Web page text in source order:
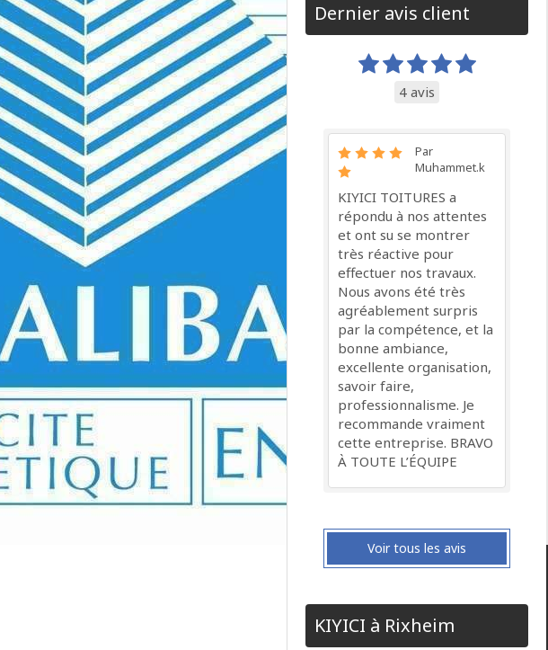
Dernier avis client
4 avis
Par
Muhammet.k
KIYICI TOITURES a
répondu à nos attentes
et ont su se montrer
très réactive pour
effectuer nos travaux.
Nous avons été très
agréablement surpris
par la compétence, et la
bonne ambiance,
excellente organisation,
savoir faire,
professionnalisme. Je
recommande vraiment
cette entreprise. BRAVO
À TOUTE L’ÉQUIPE
Voir tous les avis
KIYICI à Rixheim